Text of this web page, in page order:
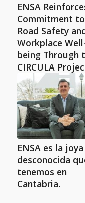
ENSA
Commitment to
Road Safety
Workplace
being Through
CIRCULA
ENSA es la joya
desconocida
tenemos en
Cantabria.